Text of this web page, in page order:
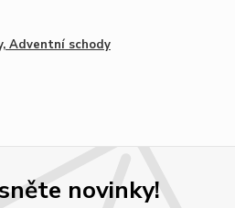
Adventní schody
novinky!